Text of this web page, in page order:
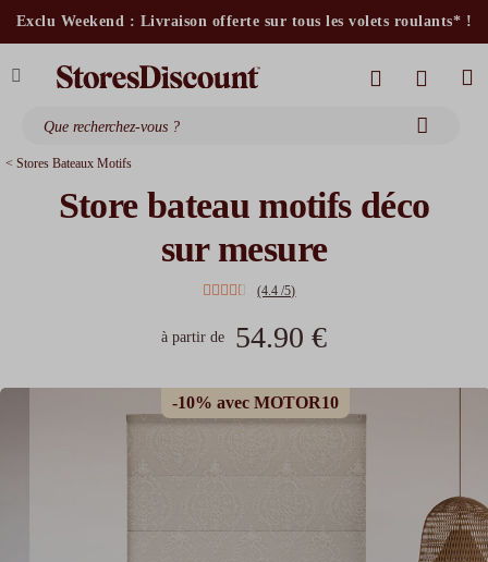
Exclu Weekend : Livraison offerte sur tous les volets roulants* !
stores bannes standards
moustiquaires
< Stores Bateaux Motifs
Store bateau motifs déco
sur mesure
(4.4 /5)
à partir de 54.90 €
-10% avec MOTOR10